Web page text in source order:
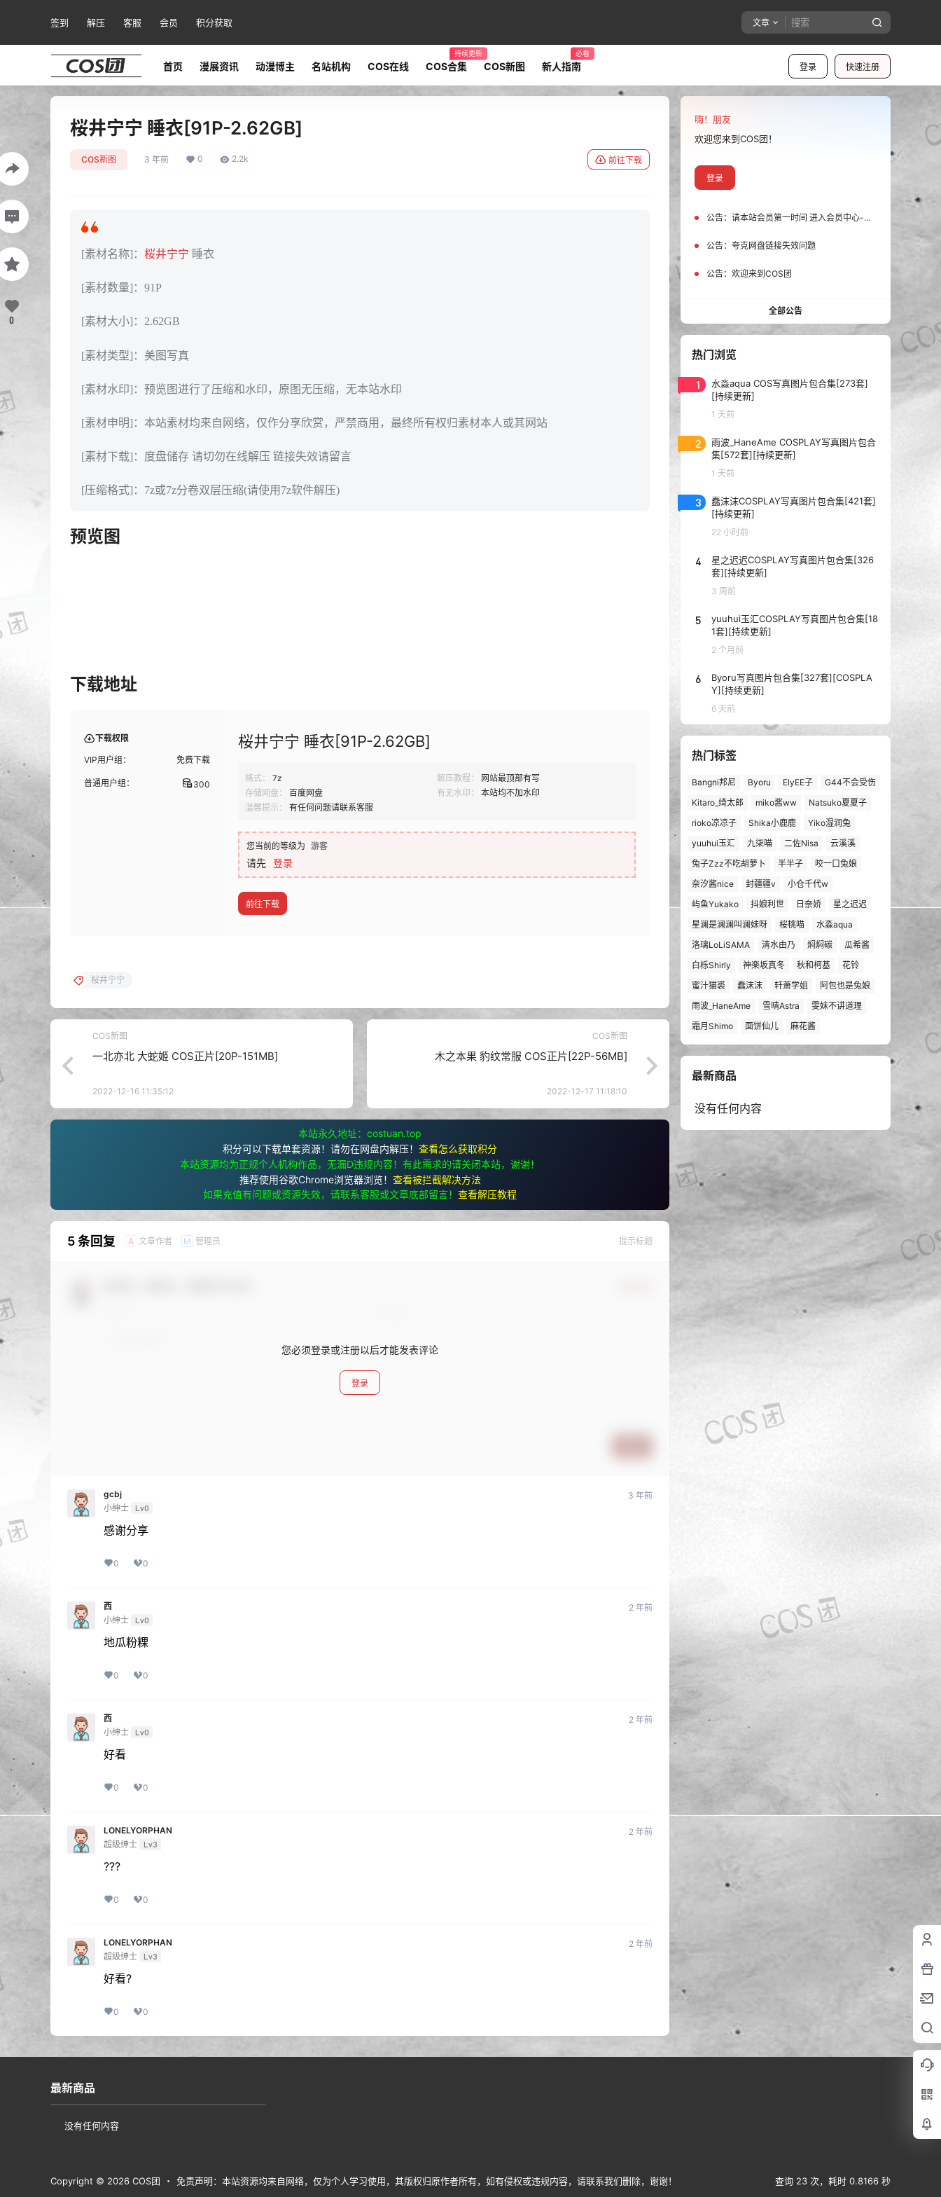
签到 解压 客服 会员 积分获取 文章
登录 快速注册
首页 漫展资讯 动漫博主 名站机构 COS在线 COS合集
持续更新
COS新图 新人指南
必看
桜井宁宁 睡衣[91P-2.62GB]
COS新图 3 年前 0 2.2k 前往下载
[素材名称]： 桜井宁宁 睡衣
[素材数量]：91P
[素材大小]：2.62GB
[素材类型]：美图写真
[素材水印]：预览图进行了压缩和水印，原图无压缩，无本站水印
[素材申明]：本站素材均来自网络，仅作分享欣赏，严禁商用，最终所有权归素材本人或其网站
[素材下载]：度盘储存 请切勿在线解压 链接失效请留言
[压缩格式]：7z或7z分卷双层压缩(请使用7z软件解压)
预览图
下载地址
下载权限
VIP用户组： 免费下载
普通用户组： 300
桜井宁宁 睡衣[91P-2.62GB]
格式： 7z 解压教程：
网站最顶部有写
存储网盘：
百度网盘 有无水印：
本站均不加水印
温馨提示：
有任何问题请联系客服
您当前的等级为 游客
请先 登录
前往下载
0
桜井宁宁
COS新图
一北亦北 大蛇姬 COS正片[20P-151MB]
2022-12-16 11:35:12
COS新图
木之本果 豹纹常服 COS正片[22P-56MB]
2022-12-17 11:18:10
本站永久地址：costuan.top
积分可以下载单套资源！请勿在网盘内解压！ 查看怎么获取积分
本站资源均为正规个人机构作品，无漏D违规内容！有此需求的请关闭本站，谢谢！
推荐使用谷歌Chrome浏览器浏览！ 查看被拦截解决方法
如果充值有问题或资源失效，请联系客服或文章底部留言！ 查看解压教程
5 条回复 A 文章作者 M 管理员 提示标题
您必须登录或注册以后才能发表评论
登录
gcbj
小绅士 Lv0
3 年前
感谢分享
0 0
西
小绅士 Lv0
2 年前
地瓜粉粿
0 0
西
小绅士 Lv0
2 年前
好看
0 0
LONELYORPHAN
超级绅士 Lv3
2 年前
???
0 0
LONELYORPHAN
超级绅士 Lv3
2 年前
好看?
0 0
嗨！朋友
欢迎您来到COS团！
登录
公告： 请本站会员第一时间 进入会员中心-我的设置中为您的账号绑定邮箱!
公告： 夸克网盘链接失效问题
公告： 欢迎来到COS团
全部公告
热门浏览
1
水淼aqua COS写真图片包合集[273套]
[持续更新]
1 天前
2
雨波_HaneAme COSPLAY写真图片包合
集[572套][持续更新]
1 天前
3
蠢沫沫COSPLAY写真图片包合集[421套]
[持续更新]
22 小时前
4
星之迟迟COSPLAY写真图片包合集[326
套][持续更新]
3 周前
5
yuuhui玉汇COSPLAY写真图片包合集[18
1套][持续更新]
2 个月前
6
Byoru写真图片包合集[327套][COSPLA
Y][持续更新]
6 天前
热门标签
Bangni邦尼 Byoru ElyEE子
G44不会受伤
Kitaro_绮太郎
miko酱ww
Natsuko夏夏子
rioko凉凉子
Shika小鹿鹿
Yiko湿润兔
yuuhui玉汇
九柒喵 二佐Nisa
云溪溪
兔子Zzz不吃胡萝卜
半半子
咬一口兔娘
奈汐酱nice
封疆疆v
小仓千代w
屿鱼Yukako
抖娘利世 日奈娇
星之迟迟
星澜是澜澜叫澜妹呀
桜桃喵
水淼aqua
洛璃LoLiSAMA
清水由乃 焖焖碳
瓜希酱
白栎Shirly
神楽坂真冬 秋和柯基
花铃
蜜汁猫裘
蠢沫沫 轩萧学姐
阿包也是兔娘
雨波_HaneAme
雪晴Astra
雯妹不讲道理
霜月Shimo
面饼仙儿 麻花酱
最新商品
没有任何内容
最新商品
没有任何内容
Copyright © 2026 COS团 ・ 免责声明：本站资源均来自网络，仅为个人学习使用，其版权归原作者所有，如有侵权或违规内容，请联系我们删除，谢谢！ 查询 23 次，耗时 0.8166 秒